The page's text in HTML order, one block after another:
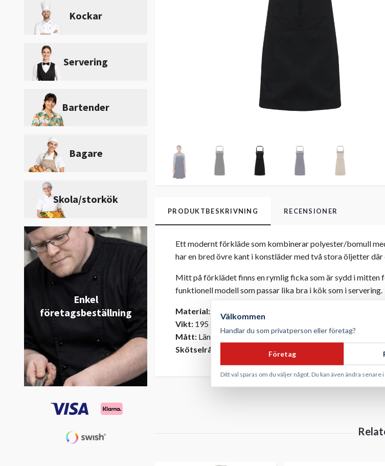
Kockar
Servering
Bartender
Bagare
Skola/storkök
Enkel
företagsbeställning
PRODUKTBESKRIVNING RECENSIONER
Ett modernt förkläde som kombinerar polyester/bomull
har en bred övre kant i konstläder med två stora öljetter
Mitt på förklädet finns en rymlig ficka som är sydd i
funktionell modell som passar lika bra i kök som i servering.
Material:
Vikt: 195 g/m²
Mått: Längd 86 cm, bredd 72 cm
Skötselråd:
Maskintvätt 60°C
Välkommen
Handlar du som privatperson eller företag?
Företag
Ditt val sparas om du väljer något. Du kan även ändra senare i